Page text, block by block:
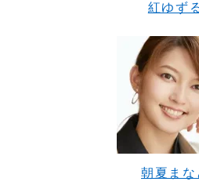
紅ゆず
朝夏まな